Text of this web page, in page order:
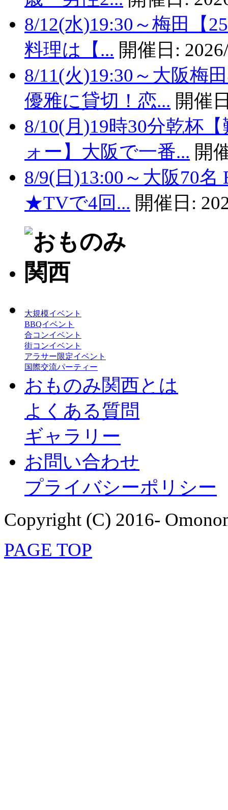
8/12(水)19:30～梅田【
料理は【... 開催日:
8/11(火)19:30～大阪梅
優雅に貸切！恋... 開催
8/10(月)19時30分乾杯
ォー】大阪で一番... 開
8/9(日)13:00～大阪70
★TVで4回... 開催日:
大規模イベント
BBQイベント
合コンイベント
街コンイベント
アラサー限定イベント
国際交流パーティー
おものみ関西とは
よくある質問
ギャラリー
お問い合わせ
プライバシーポリシー
Copyright (C) 2016-
PAGE TOP